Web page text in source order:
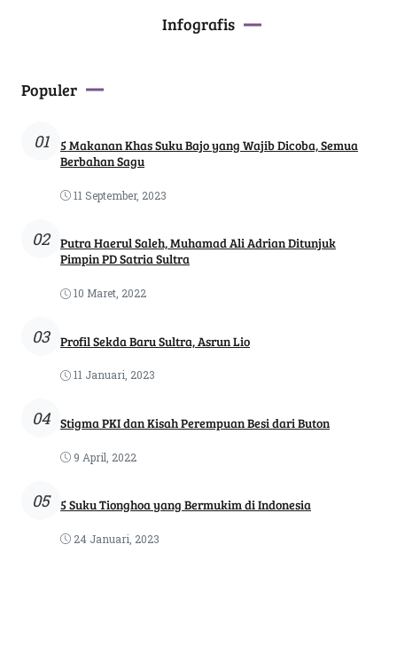
Infografis
Populer
01
5 Makanan Khas Suku Bajo yang Wajib Dicoba, Semua
Berbahan Sagu
11 September, 2023
02
Putra Haerul Saleh, Muhamad Ali Adrian Ditunjuk
Pimpin PD Satria Sultra
10 Maret, 2022
03 Profil Sekda Baru Sultra, Asrun Lio
11 Januari, 2023
04 Stigma PKI dan Kisah Perempuan Besi dari Buton
9 April, 2022
05 5 Suku Tionghoa yang Bermukim di Indonesia
24 Januari, 2023